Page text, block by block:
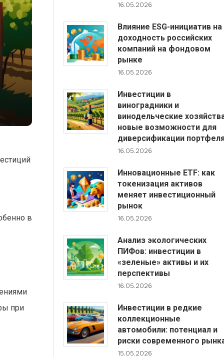
в
при
16.05.2026
Влияние ESG-инициатив на
доходность российских
компаний на фондовом
рынке
16.05.2026
Инвестиции в
виноградники и
винодельческие
новые возможности для
диверсификации
16.05.2026
Инновационные ETF: как
токенизация активов
меняет инвестиционный
рынок
16.05.2026
Анализ экологических
ПИФов: инвестиции в
«зеленые» активы и их
перспективы
16.05.2026
Инвестиции в редкие
коллекционные
автомобили: потенциал и
риски современного
15.05.2026